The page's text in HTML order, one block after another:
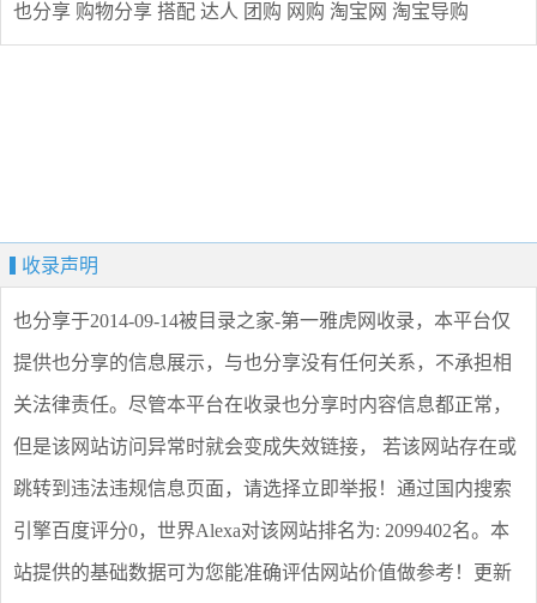
也分享 购物分享 搭配 达人 团购 网购 淘宝网 淘宝导购
收录声明
也分享于2014-09-14被目录之家-第一雅虎网收录，本平台仅
提供也分享的信息展示，与也分享没有任何关系，不承担相
关法律责任。尽管本平台在收录也分享时内容信息都正常，
但是该网站访问异常时就会变成失效链接， 若该网站存在或
跳转到违法违规信息页面，请选择立即举报 ！通过国内搜索
引擎百度评分0，世界Alexa对该网站排名为: 2099402名。本
站提供的基础数据可为您能准确评估网站价值做参考！ 更新